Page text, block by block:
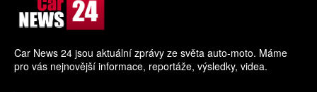
Car News 24 jsou aktuální zprávy ze světa auto-moto. Máme
pro vás nejnovější informace, reportáže, výsledky, videa.